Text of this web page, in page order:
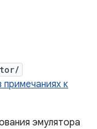
примечаниях к
эмулятора